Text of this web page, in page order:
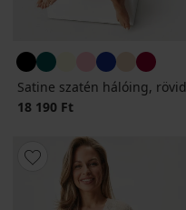
Satine szatén hálóing, rövid
18 190 Ft